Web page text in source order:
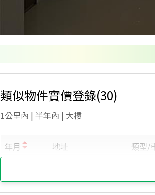
類似物件實價登錄(30)
1公里內 | 半年內 | 大樓